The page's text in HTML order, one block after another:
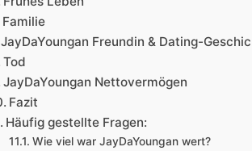
Familie
JayDaYoungan Freundin & Dating-
Tod
JayDaYoungan Nettovermögen
Fazit
Häufig gestellte Fragen:
Wie viel war JayDaYoungan wert?